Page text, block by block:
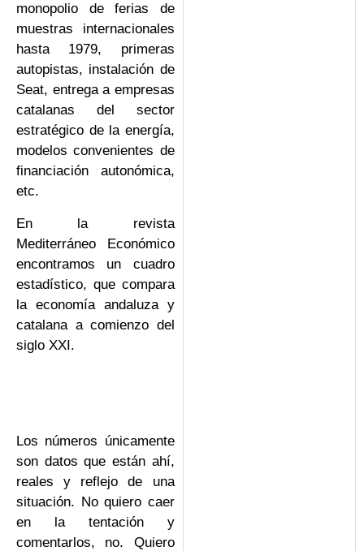
monopolio de ferias de
muestras internacionales
hasta 1979, primeras
autopistas, instalación de
Seat, entrega a empresas
catalanas del sector
estratégico de la energía,
modelos convenientes de
financiación autonómica,
etc.
En la revista
Mediterráneo Económico
encontramos un cuadro
estadístico, que compara
la economía andaluza y
catalana a comienzo del
siglo XXI.
Los números únicamente
son datos que están ahí,
reales y reflejo de una
situación. No quiero caer
en la tentación y
comentarlos, no. Quiero